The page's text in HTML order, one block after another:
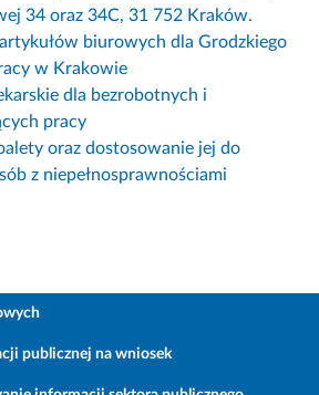
34 oraz 34C, 31 752 Kraków.
biurowych dla Grodzkiego
w Krakowie
dla bezrobotnych i
pracy
oraz dostosowanie jej do
z niepełnosprawnościami
publicznej na wniosek